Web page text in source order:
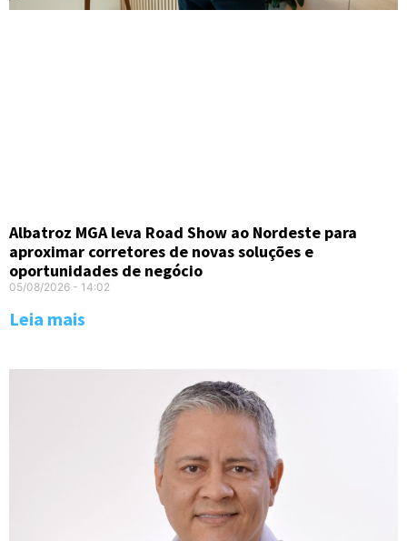
Albatroz MGA leva Road Show ao Nordeste para
aproximar corretores de novas soluções e
oportunidades de negócio
05/08/2026 14:02
Leia mais